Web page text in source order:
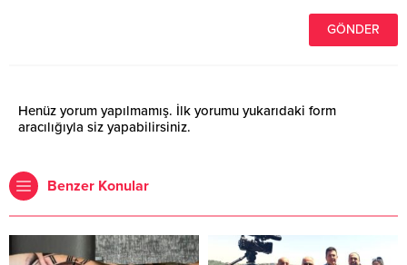
Henüz yorum yapılmamış. İlk yorumu yukarıdaki form
aracılığıyla siz yapabilirsiniz.
Benzer Konular